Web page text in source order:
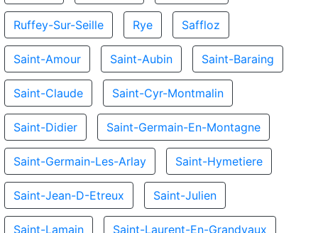
Ruffey-Sur-Seille Rye Saffloz
Saint-Amour Saint-Aubin Saint-Baraing
Saint-Claude Saint-Cyr-Montmalin
Saint-Didier Saint-Germain-En-Montagne
Saint-Germain-Les-Arlay Saint-Hymetiere
Saint-Jean-D-Etreux Saint-Julien
Saint-Lamain Saint-Laurent-En-Grandvaux